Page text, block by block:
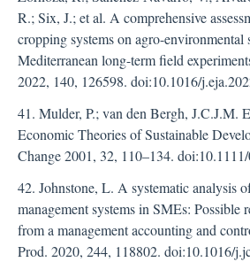
R.; Six, J.; et al. A comprehensive
cropping systems on agro-
Mediterranean long-term field
2022, 140, 126598. doi:10.1016/
41. Mulder, P.; van den Bergh, J.C.J.M.
Economic Theories of Sustainable
Change 2001, 32, 110–134.
42. Johnstone, L. A systematic analysis
management systems in SMEs: Possible
from a management accounting and
Prod. 2020, 244, 118802. doi:10.1016/